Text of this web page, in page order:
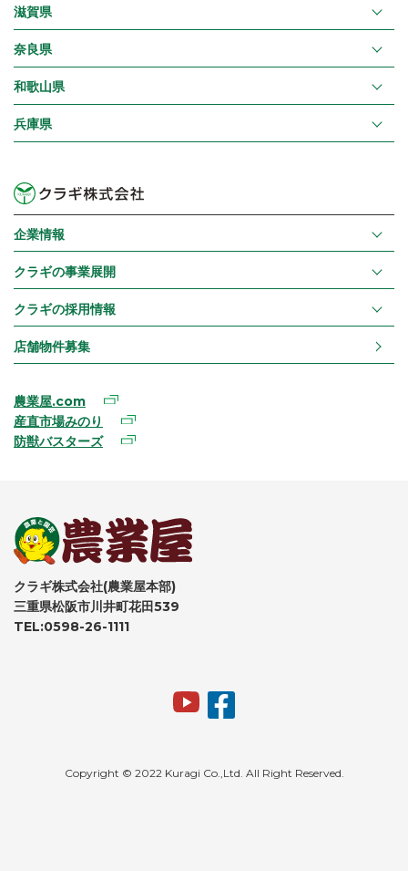
滋賀県
奈良県
和歌山県
兵庫県
企業情報
クラギの事業展開
クラギの採用情報
店舗物件募集
農業屋.com
産直市場みのり
防獣バスターズ
クラギ株式会社(農業屋本部)
三重県松阪市川井町花田539
TEL:0598-26-1111
Copyright © 2022 Kuragi Co.,Ltd. All Right Reserved.